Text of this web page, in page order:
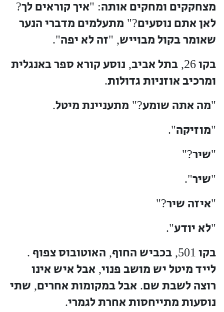
מצחקקים ומחקים אותה: "איך קוראים לך?
לאן אתם נוסעים?" מתעלמים מדברי הנער
שאומר בקול מבוייש, "זה לא יפה".
בקו26, בתל אביב, נוסע קורא ספר באנגלית
ומרכיב אוזניות גדולות.
"מה אתה שומע?" מתעניינת מיטל.
"מוזיקה".
"שיר?"
"שיר".
"איזה שיר?"
"לא יודע".
בקו 501, בכביש החוף, האוטובוס צפוף .
לייד מיטל יש מושב פנוי, אבל איש אינו
רוצה לשבת שם. אבל במקומות אחרים, שתי
נוסעות מתייחסות אחרת לגמרי.